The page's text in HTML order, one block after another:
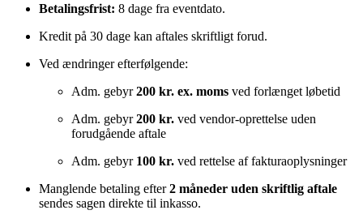
Betalingsfrist: 8 dage fra eventdato.
Kredit på 30 dage kan aftales skriftligt forud.
Ved ændringer efterfølgende:
Adm. gebyr200 kr. ex. moms ved forlænget løbetid
Adm. gebyr200 kr. ved vendor-oprettelse uden
forudgående aftale
Adm. gebyr 100 kr. ved rettelse af fakturaoplysninger
Manglende betaling efter2 måneder uden skriftlig aftale
sendes sagen direkte til inkasso.